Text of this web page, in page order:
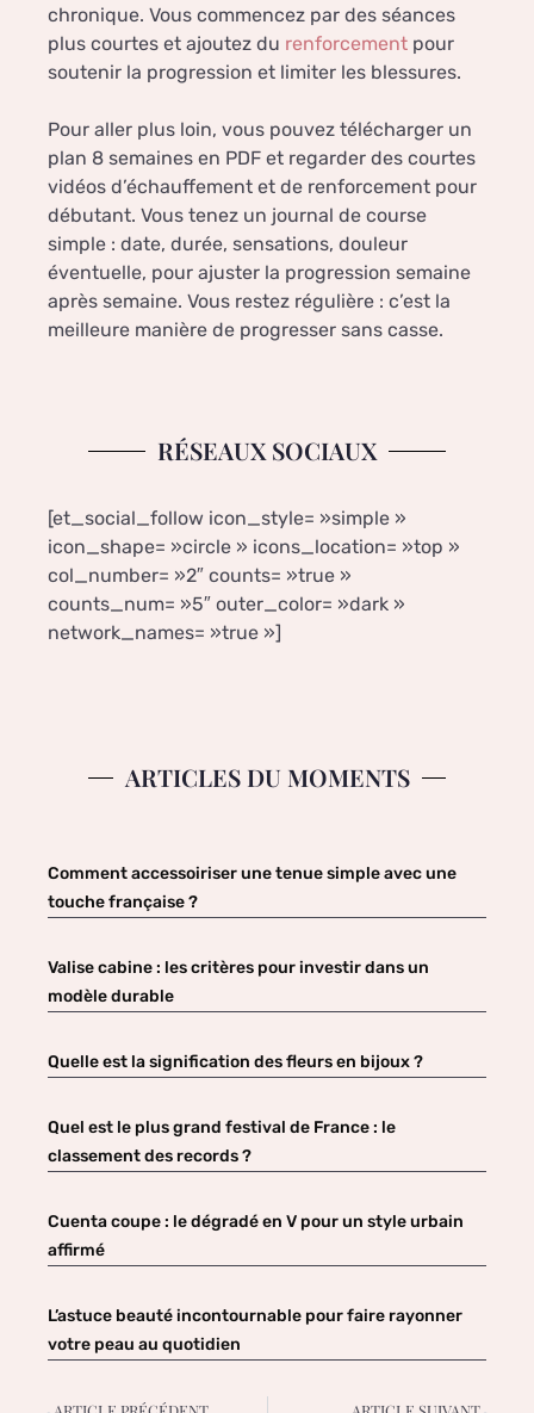
chronique. Vous commencez par des séances
plus courtes et ajoutez du renforcement pour
soutenir la progression et limiter les blessures.
Pour aller plus loin, vous pouvez télécharger un
plan 8 semaines en PDF et regarder des courtes
vidéos d’échauffement et de renforcement pour
débutant. Vous tenez un journal de course
simple : date, durée, sensations, douleur
éventuelle, pour ajuster la progression semaine
après semaine. Vous restez régulière : c’est la
meilleure manière de progresser sans casse.
RÉSEAUX SOCIAUX
[et_social_follow icon_style= »simple »
icon_shape= »circle » icons_location= »top »
col_number= »2″ counts= »true »
counts_num= »5″ outer_color= »dark »
network_names= »true »]
ARTICLES DU MOMENTS
Comment accessoiriser une tenue simple avec une
touche française ?
Valise cabine : les critères pour investir dans un
modèle durable
Quelle est la signification des fleurs en bijoux ?
Quel est le plus grand festival de France : le
classement des records ?
Cuenta coupe : le dégradé en V pour un style urbain
affirmé
L’astuce beauté incontournable pour faire rayonner
votre peau au quotidien